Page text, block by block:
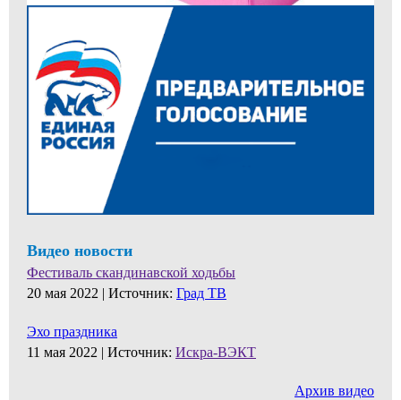
Видео новости
Фестиваль скандинавской ходьбы
20 мая 2022 | Источник: Град ТВ
Эхо праздника
11 мая 2022 | Источник: Искра-ВЭКТ
Архив видео